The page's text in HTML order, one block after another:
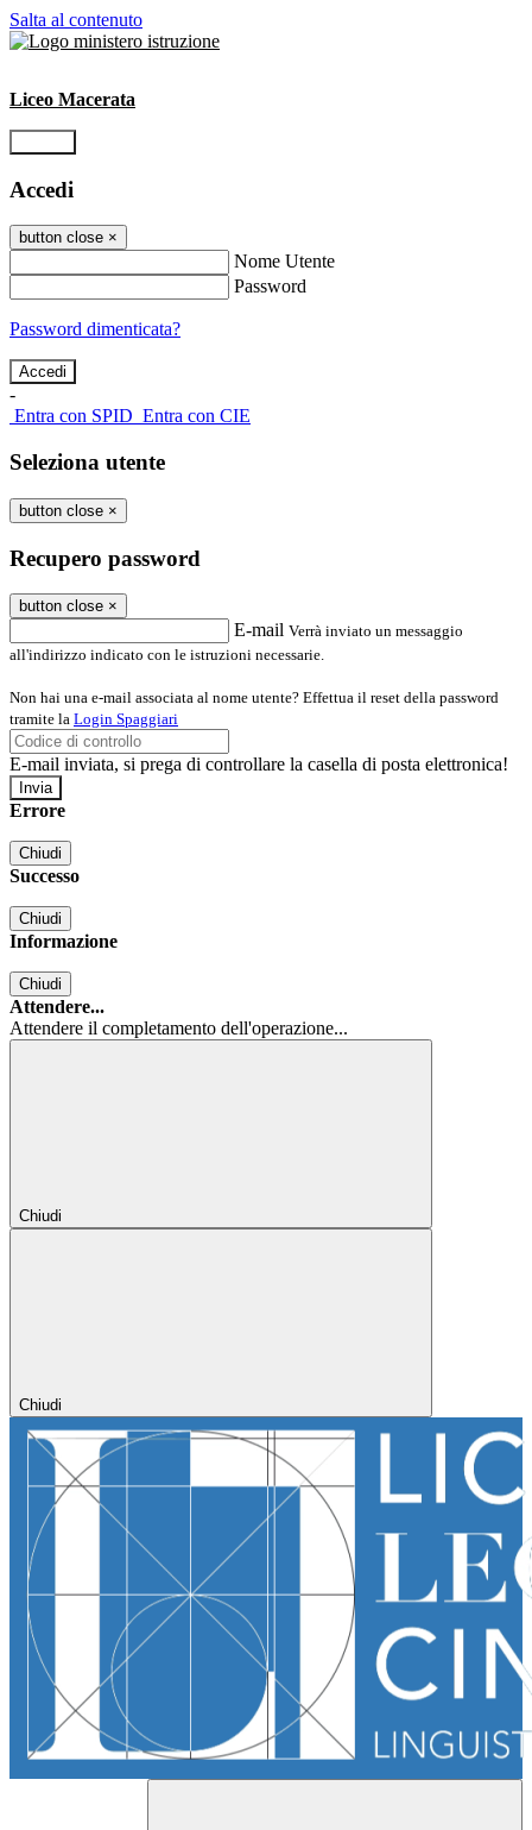
Salta al contenuto
Liceo Macerata
Accedi
button close ×
Nome Utente
Password
Password dimenticata?
-
Entra con SPID Entra con CIE
Seleziona utente
button close ×
Recupero password
button close ×
E-mail Verrà inviato un messaggio
all'indirizzo indicato con le istruzioni necessarie.
Non hai una e-mail associata al nome utente? Effettua il reset della password
tramite la Login Spaggiari
E-mail inviata, si prega di controllare la casella di posta elettronica!
Errore
Chiudi
Successo
Chiudi
Informazione
Chiudi
Attendere...
Attendere il completamento dell'operazione...
Chiudi
Chiudi